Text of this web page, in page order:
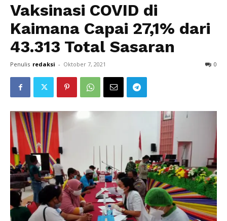
Vaksinasi COVID di
Kaimana Capai 27,1% dari
43.313 Total Sasaran
Penulis redaksi - Oktober 7, 2021 0